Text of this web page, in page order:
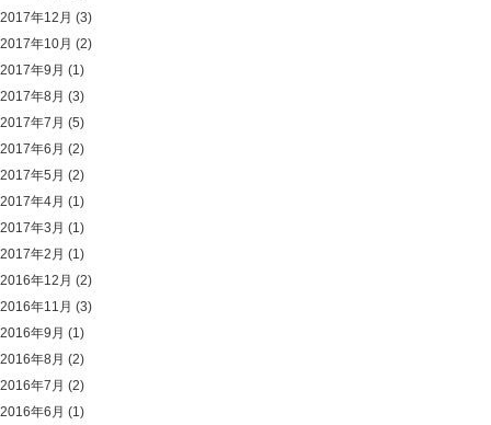
2017年12月 (3)
2017年10月 (2)
2017年9月 (1)
2017年8月 (3)
2017年7月 (5)
2017年6月 (2)
2017年5月 (2)
2017年4月 (1)
2017年3月 (1)
2017年2月 (1)
2016年12月 (2)
2016年11月 (3)
2016年9月 (1)
2016年8月 (2)
2016年7月 (2)
2016年6月 (1)